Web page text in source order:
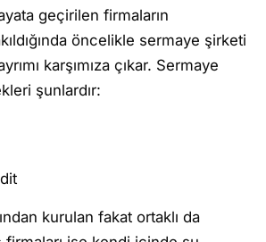
geçirilen firmaların
öncelikle sermaye şirketi
karşımıza çıkar. Sermaye
şunlardır:
kurulan fakat ortaklı da